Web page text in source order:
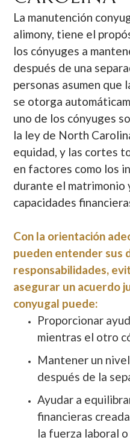
La manutención
alimony, tiene el
los cónyuges a
después de una
personas asumen que
se otorga
uno de los cónyuges
la ley de North
equidad, y las cortes
en factores como los
durante el matrimonio
capacidades
Con la orientación
pueden entender sus
responsabilidades,
asegurar un acuerdo
conyugal puede:
Proporcionar
mientras el otro
Mantener un
después de la
Ayudar a
financieras
la fuerza laboral